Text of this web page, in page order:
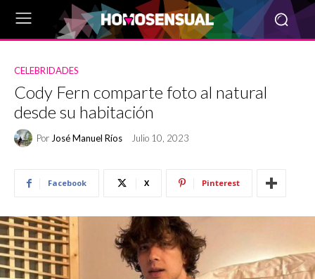
CELEBRIDADES
Cody Fern comparte foto al natural
desde su habitación
Por José Manuel Ríos Julio 10, 2023
Facebook X Pinterest